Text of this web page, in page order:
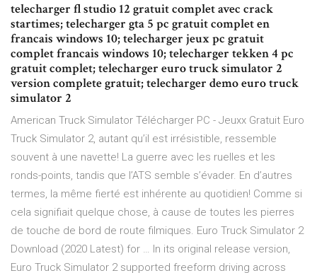
telecharger fl studio 12 gratuit complet avec crack
startimes; telecharger gta 5 pc gratuit complet en
francais windows 10; telecharger jeux pc gratuit
complet francais windows 10; telecharger tekken 4 pc
gratuit complet; telecharger euro truck simulator 2
version complete gratuit; telecharger demo euro truck
simulator 2
American Truck Simulator Télécharger PC - Jeuxx Gratuit Euro
Truck Simulator 2, autant qu’il est irrésistible, ressemble
souvent à une navette! La guerre avec les ruelles et les
ronds-points, tandis que l’ATS semble s’évader. En d’autres
termes, la même fierté est inhérente au quotidien! Comme si
cela signifiait quelque chose, à cause de toutes les pierres
de touche de bord de route filmiques. Euro Truck Simulator 2
Download (2020 Latest) for … In its original release version,
Euro Truck Simulator 2 supported freeform driving across